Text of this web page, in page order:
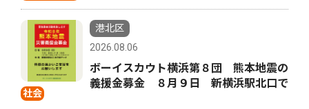
社会
港北区
2026.08.06
ボーイスカウト横浜第８団 熊本地震の
義援金募金 ８月９日 新横浜駅北口で